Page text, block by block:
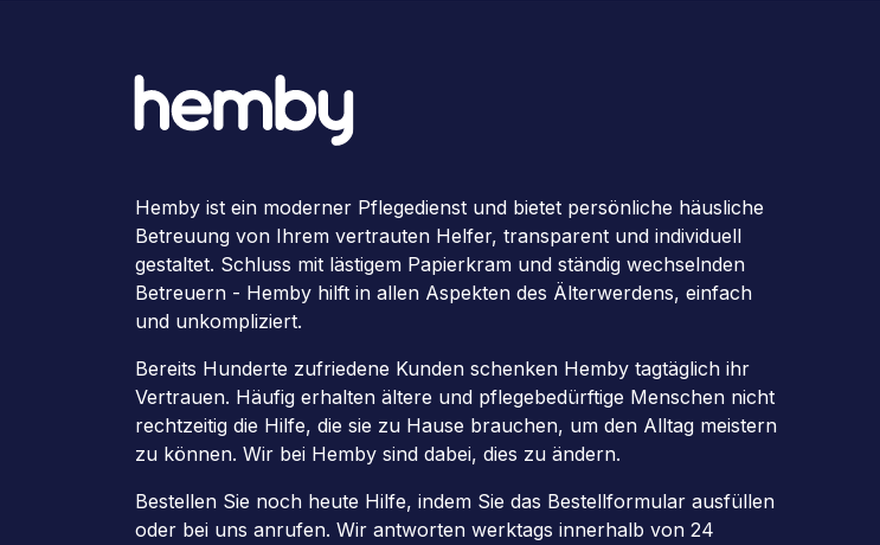
Hemby ist ein moderner Pflegedienst und bietet persönliche häusliche
Betreuung von Ihrem vertrauten Helfer, transparent und individuell
gestaltet. Schluss mit lästigem Papierkram und ständig wechselnden
Betreuern - Hemby hilft in allen Aspekten des Älterwerdens, einfach
und unkompliziert.
Bereits Hunderte zufriedene Kunden schenken Hemby tagtäglich ihr
Vertrauen. Häufig erhalten ältere und pflegebedürftige Menschen nicht
rechtzeitig die Hilfe, die sie zu Hause brauchen, um den Alltag meistern
zu können. Wir bei Hemby sind dabei, dies zu ändern.
Bestellen Sie noch heute Hilfe, indem Sie das Bestellformular ausfüllen
oder bei uns anrufen. Wir antworten werktags innerhalb von 24